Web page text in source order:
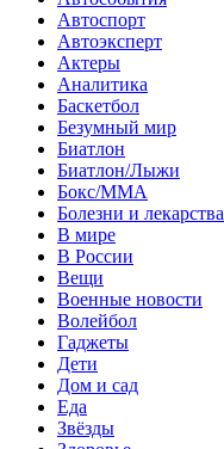
Автоспорт
Автоэксперт
Актеры
Аналитика
Баскетбол
Безумный мир
Биатлон
Биатлон/Лыжи
Бокс/MMA
Болезни и лекарства
В мире
В России
Вещи
Военные новости
Волейбол
Гаджеты
Дети
Дом и сад
Еда
Звёзды